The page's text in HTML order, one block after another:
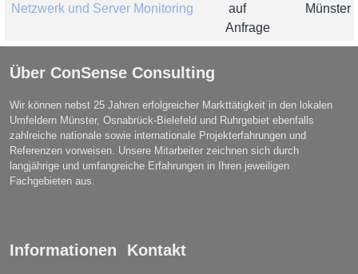
Netzwerk und Server Monitoring
auf
Anfrage
Münster
Über ConSense Consulting
Wir können nebst 25 Jahren erfolgreicher Markttätigkeit in den lokalen
Umfeldern Münster, Osnabrück-Bielefeld und Ruhrgebiet ebenfalls
zahlreiche nationale sowie internationale Projekterfahrungen und
Referenzen vorweisen. Unsere Mitarbeiter zeichnen sich durch
langjährige und umfangreiche Erfahrungen in Ihren jeweiligen
Fachgebieten aus.
Informationen Kontakt